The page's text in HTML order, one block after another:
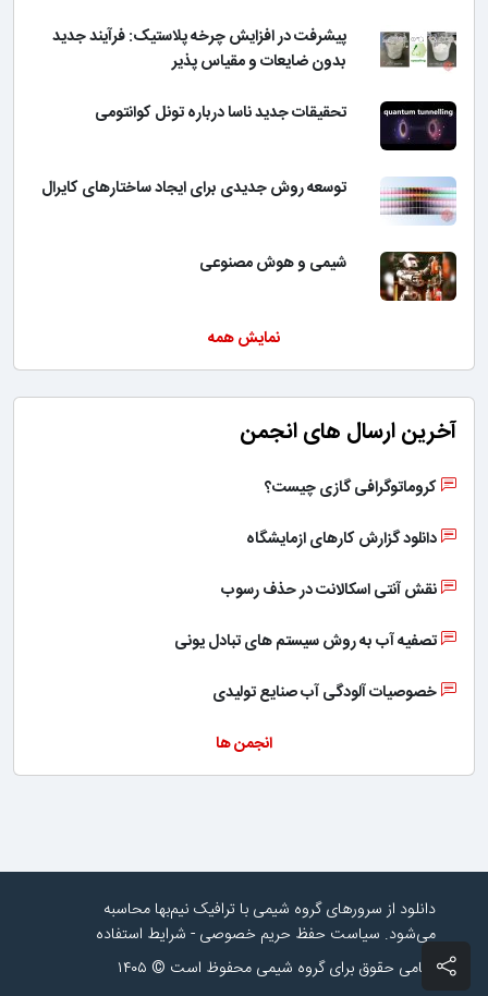
پیشرفت در افزایش چرخه پلاستیک: فرآیند جدید
بدون ضایعات و مقیاس پذیر
تحقیقات جدید ناسا درباره تونل کوانتومی
توسعه روش جدیدی برای ایجاد ساختارهای کایرال
شیمی و هوش مصنوعی
نمایش همه
آخرین ارسال های انجمن
کروماتوگرافی گازی چیست؟
دانلود گزارش کارهای ازمایشگاه
نقش آنتی اسکالانت در حذف رسوب
تصفیه آب به روش سیستم های تبادل یونی
خصوصیات آلودگی آب صنایع تولیدی
انجمن ها
دانلود از سرورهای گروه شیمی با ترافیک نیم‌بها محاسبه
می‌شود. سیاست حفظ حریم خصوصی - شرایط استفاده
تمامی حقوق برای گروه شیمی محفوظ است © ۱۴۰۵